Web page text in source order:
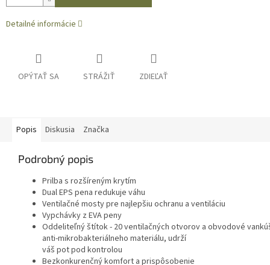
Detailné informácie
OPÝTAŤ SA STRÁŽIŤ ZDIEĽAŤ
Popis Diskusia Značka
Podrobný popis
Prilba s rozšíreným krytím
Dual EPS pena redukuje váhu
Ventilačné mosty pre najlepšiu ochranu a ventiláciu
Vypchávky z EVA peny
Oddeliteľnýštítok- 20ventilačných otvorov a obvodové
anti-mikrobakteriálneho materiálu, udrží
váš potpod kontrolou
Bezkonkurenčný komfort a prispôsobenie